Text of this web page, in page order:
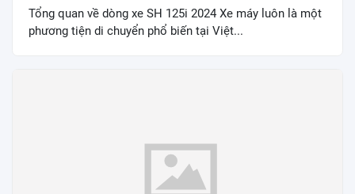
Tổng quan về dòng xe SH 125i 2024 Xe máy luôn là một
phương tiện di chuyển phổ biến tại Việt...